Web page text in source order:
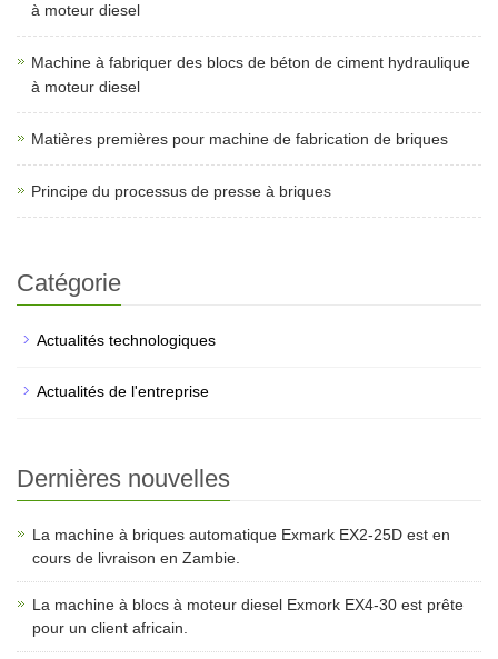
à moteur diesel
Machine à fabriquer des blocs de béton de ciment hydraulique
à moteur diesel
Matières premières pour machine de fabrication de briques
Principe du processus de presse à briques
Catégorie
Actualités technologiques
Actualités de l'entreprise
Dernières nouvelles
La machine à briques automatique Exmark EX2-25D est en
cours de livraison en Zambie.
La machine à blocs à moteur diesel Exmork EX4-30 est prête
pour un client africain.